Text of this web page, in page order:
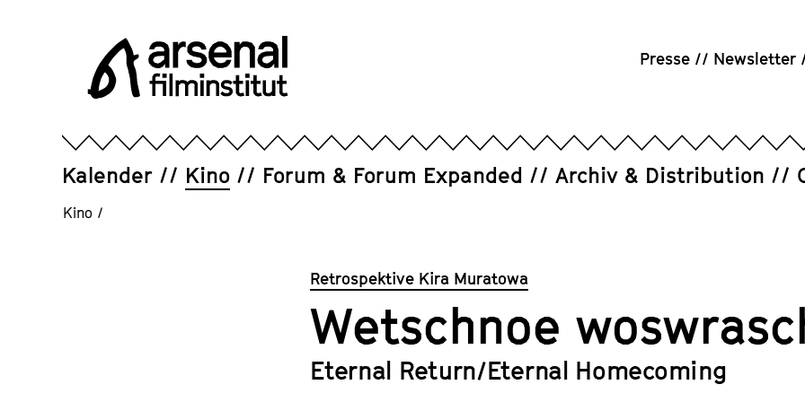
Filminstitut
Presse Newsletter
Kalender Kino Forum & Forum Expanded Archiv & Distribution
Kino /
Retrospektive Kira Muratowa
Wetschnoe
Eternal Return/Eternal Homecoming